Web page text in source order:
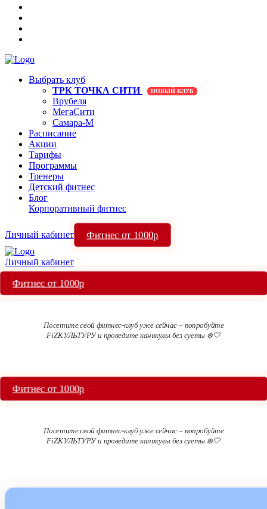
Выбрать клуб
ТРК ТОЧКА СИТИ
НОВЫЙ КЛУБ
Врубеля
МегаСити
Самара-М
Расписание
Акции
Тарифы
Программы
Тренеры
Детский фитнес
Блог
Корпоративный фитнес
Личный кабинет Фитнес от 1000р
Личный кабинет
Фитнес от 1000р
Посетите свой фитнес-клуб уже сейчас – попробуйте
FiZКУЛЬТУРУ и проведите каникулы без суеты ❄️🤍
Фитнес от 1000р
Посетите свой фитнес-клуб уже сейчас – попробуйте
FiZКУЛЬТУРУ и проведите каникулы без суеты ❄️🤍